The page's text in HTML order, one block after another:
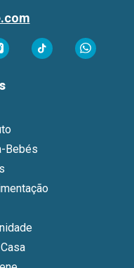
Bebés